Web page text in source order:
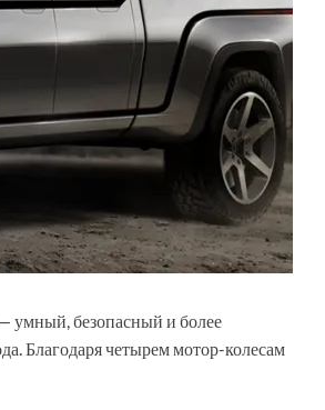
умный, безопасный и более
Благодаря четырем мотор-колесам